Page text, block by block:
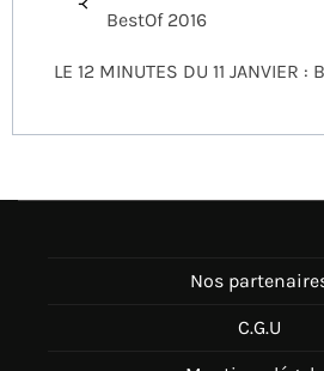
BestOf 2016
LE 12 MINUTES DU 11 JANVIER :
Nos
C.G.U